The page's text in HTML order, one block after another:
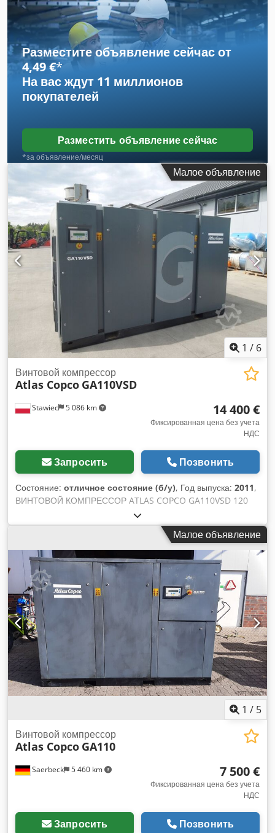
Al Ter Новая ступень получена при наработке 50 000 часов.
С WRG. 8,50 бар при производительности 20,70 м3/мин.
Разместите объявление сейчас от
4,49 €*
На вас ждут 11 миллионов
покупателей
Разместить объявление сейчас
*за объявление/месяц
Малое объявление
1 / 6
Stawiec 5 086 km
Винтовой компрессор
Atlas Copco GA110VSD
14 400 €
Фиксированная цена без учета
НДС
Запросить Позвонить
Состояние: отличное состояние (б/у), Год выпуска: 2011,
ВИНТОВОЙ КОМПРЕССОР ATLAS COPCO GA110VSD 120
кВт 2011 Винтовой компрессор ATLAS COPCO GA110VSD
машина с инвертором и теплообменником Технические
данные: производительность: 18,72 м3/мин; двигатель 120
кВт; макс. давление 10 бар; пробег; 17483 ч год; 2011
Полностью функциональный компрессор, готов к работе,
гарантия Djdjtqdlpjpfx Al Tekr мы предоставляем
сервисное обслуживание.
Малое объявление
1 / 5
Saerbeck 5 460 km
Винтовой компрессор
Atlas Copco GA110
7 500 €
Фиксированная цена без учета
НДС
Запросить Позвонить